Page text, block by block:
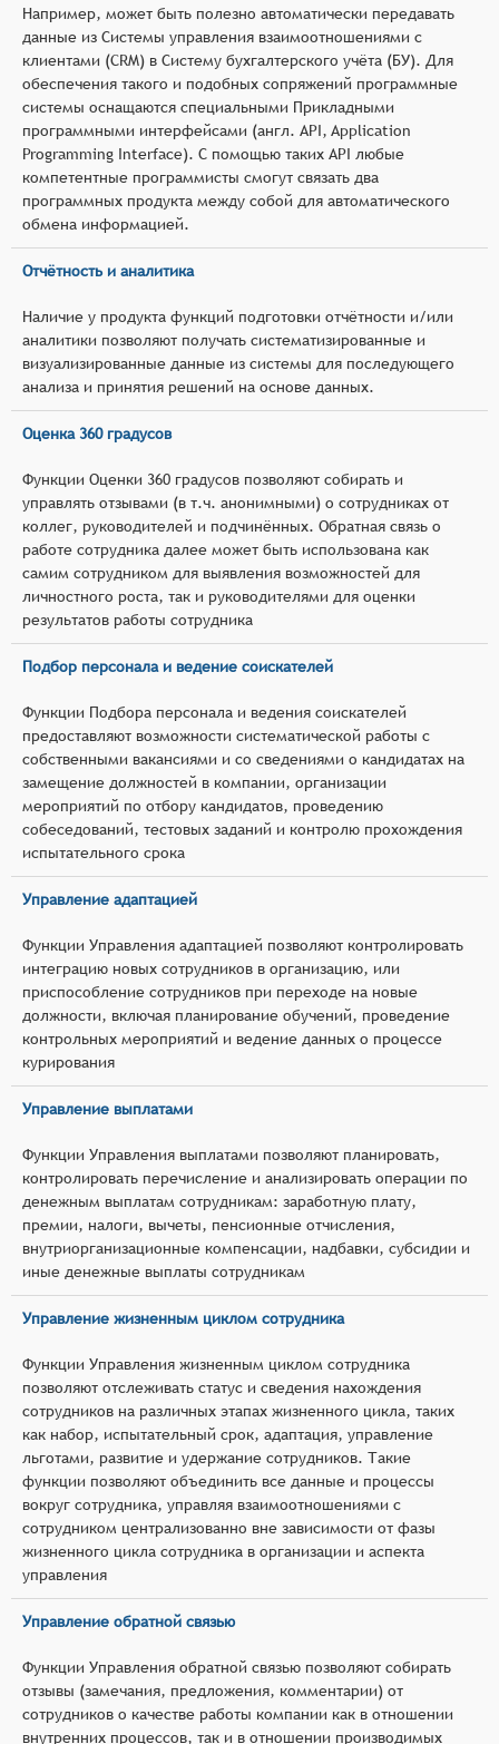
Например, может быть полезно автоматически передавать
данные из Системы управления взаимоотношениями с
клиентами (CRM) в Систему бухгалтерского учёта (БУ). Для
обеспечения такого и подобных сопряжений программные
системы оснащаются специальными Прикладными
программными интерфейсами (англ. API, Application
Programming Interface). С помощью таких API любые
компетентные программисты смогут связать два
программных продукта между собой для автоматического
обмена информацией.
Отчётность и аналитика
Наличие у продукта функций подготовки отчётности и/или
аналитики позволяют получать систематизированные и
визуализированные данные из системы для последующего
анализа и принятия решений на основе данных.
Оценка 360 градусов
Функции Оценки 360 градусов позволяют собирать и
управлять отзывами (в т.ч. анонимными) о сотрудниках от
коллег, руководителей и подчинённых. Обратная связь о
работе сотрудника далее может быть использована как
самим сотрудником для выявления возможностей для
личностного роста, так и руководителями для оценки
результатов работы сотрудника
Подбор персонала и ведение соискателей
Функции Подбора персонала и ведения соискателей
предоставляют возможности систематической работы с
собственными вакансиями и со сведениями о кандидатах на
замещение должностей в компании, организации
мероприятий по отбору кандидатов, проведению
собеседований, тестовых заданий и контролю прохождения
испытательного срока
Управление адаптацией
Функции Управления адаптацией позволяют контролировать
интеграцию новых сотрудников в организацию, или
приспособление сотрудников при переходе на новые
должности, включая планирование обучений, проведение
контрольных мероприятий и ведение данных о процессе
курирования
Управление выплатами
Функции Управления выплатами позволяют планировать,
контролировать перечисление и анализировать операции по
денежным выплатам сотрудникам: заработную плату,
премии, налоги, вычеты, пенсионные отчисления,
внутриорганизационные компенсации, надбавки, субсидии и
иные денежные выплаты сотрудникам
Управление жизненным циклом сотрудника
Функции Управления жизненным циклом сотрудника
позволяют отслеживать статус и сведения нахождения
сотрудников на различных этапах жизненного цикла, таких
как набор, испытательный срок, адаптация, управление
льготами, развитие и удержание сотрудников. Такие
функции позволяют объединить все данные и процессы
вокруг сотрудника, управляя взаимоотношениями с
сотрудником централизованно вне зависимости от фазы
жизненного цикла сотрудника в организации и аспекта
управления
Управление обратной связью
Функции Управления обратной связью позволяют собирать
отзывы (замечания, предложения, комментарии) от
сотрудников о качестве работы компании как в отношении
внутренних процессов, так и в отношении производимых